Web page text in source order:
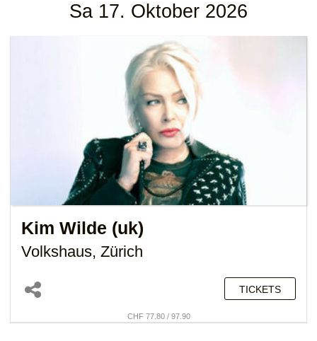
Sa 17. Oktober 2026
Kim Wilde (uk)
Volkshaus, Zürich
TICKETS
CHF 77.80 / 97.90